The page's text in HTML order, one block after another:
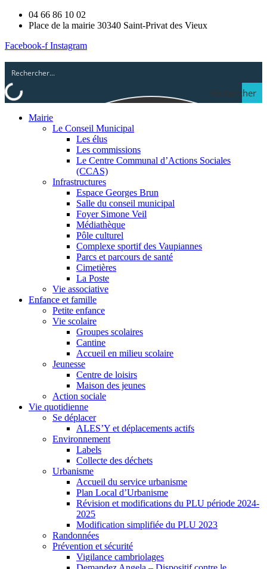
04 66 86 10 02
Place de la mairie 30340 Saint-Privat des Vieux
Facebook-f Instagram
Rechercher
Mairie
Le Conseil Municipal
Les élus
Les commissions
Le Centre Communal d’Actions Sociales
(CCAS)
Infrastructures
Espace Georges Brun
Salle du conseil municipal
Foyer Simone Veil
Médiathèque
Pôle culturel
Complexe sportif des Vaupiannes
Parcs et parcours de santé
Cimetières
La Poste
Vie associative
Enfance et famille
Petite enfance
Vie scolaire
Groupes scolaires
Cantine
Accueil en milieu scolaire
Jeunesse
Centre de loisirs
Maison des jeunes
Action sociale
Vie quotidienne
Se déplacer
ALES’Y et déplacements actifs
Environnement
Labels
Collecte des déchets
Urbanisme
Accueil du service urbanisme
Plan Local d’Urbanisme
Révision et modifications du PLU période 2024-
2025
Modification simplifiée du PLU 2023
Randonnées
Prévention et sécurité
Vigilance cambriolages